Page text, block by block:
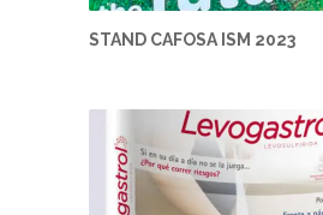
STAND CAFOSA ISM 2023